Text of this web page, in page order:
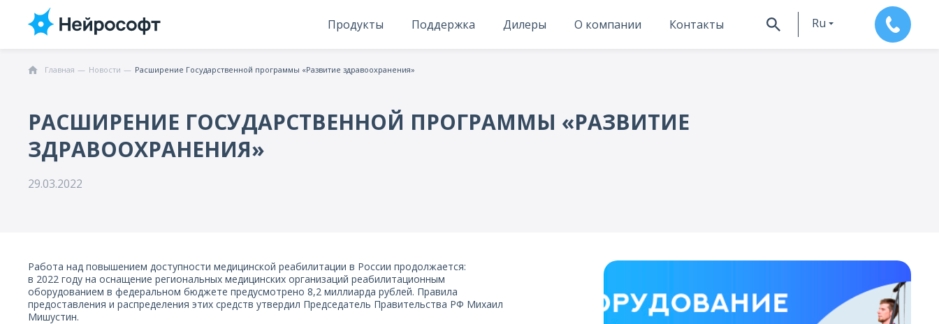
Продукты Поддержка Дилеры О компании Контакты Ru
Главная Новости Расширение Государственной программы «Развитие здравоохранения»
РАСШИРЕНИЕ ГОСУДАРСТВЕННОЙ ПРОГРАММЫ «РАЗВИТИЕ
ЗДРАВООХРАНЕНИЯ»
29.03.2022
Работа над повышением доступности медицинской реабилитации в России продолжается:
в 2022 году на оснащение региональных медицинских организаций реабилитационным
оборудованием в федеральном бюджете предусмотрено 8,2 миллиарда рублей. Правила
предоставления и распределения этих средств утвердил Председатель Правительства РФ Михаил
Мишустин.